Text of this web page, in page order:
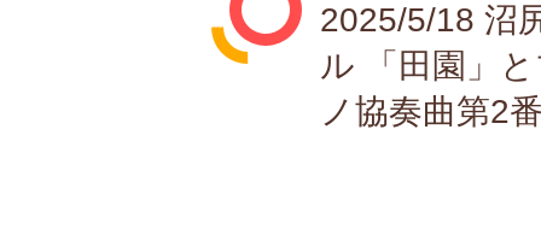
2025/5/18 沼
ル 「田園」
ノ協奏曲第2